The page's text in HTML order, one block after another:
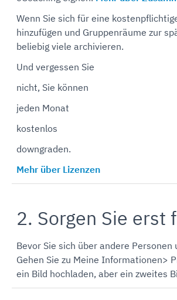
Wenn Sie sich für eine
hinzufügen und Gruppenräume zur
beliebig viele archivieren.
Und vergessen Sie
nicht, Sie können
jeden Monat
kostenlos
downgraden.
Mehr über Lizenzen
2. Sorgen Sie
Bevor Sie sich über andere
Gehen Sie zu Meine Informationen>
ein Bild hochladen, aber ein zweites